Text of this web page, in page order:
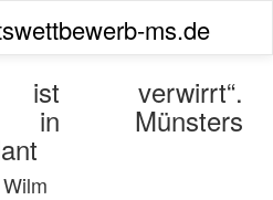
ms.de
ist verwirrt“.
in Münsters